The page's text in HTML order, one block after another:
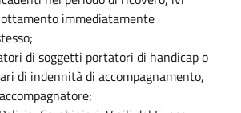
immediatamente
di soggetti portatori di handicap o
di indennità di accompagnamento,